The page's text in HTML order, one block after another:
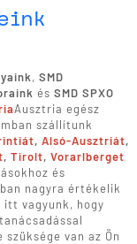
, SMD
és SMD SPXO
Ausztria egész
szállítunk
, Alsó-Ausztriát,
, Tirolt, Vorarlberget
és
nagyra értékelik
vagyunk, hogy
van az Ön